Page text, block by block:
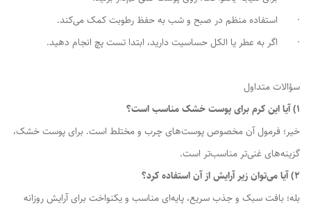
· استفاده منظم در صبح و شب به حفظ رطوبت کمک می‌کند.
· اگر به عطر یا الکل حساسیت دارید، ابتدا تست پچ انجام دهید.
سؤالات متداول
1) آیا این کرم برای پوست خشک مناسب است؟
خیر؛ فرمول آن مخصوص پوست‌های چرب و مختلط است. برای پوست خشک،
گزینه‌های غنی‌تر مناسب‌تر است.
2) آیا می‌توان زیر آرایش از آن استفاده کرد؟
بله؛ بافت سبک و جذب سریع، پایه‌ای مناسب و یکنواخت برای آرایش روزانه